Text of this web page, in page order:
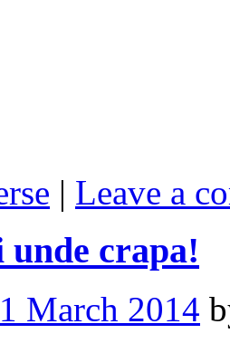
| Leave a
unde crapa!
March 2014